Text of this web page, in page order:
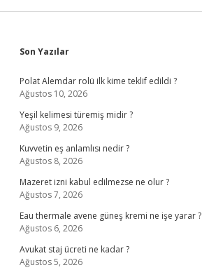
Sidebar
Son Yazılar
Polat Alemdar rolü ilk kime teklif edildi ?
Ağustos 10, 2026
Yeşil kelimesi türemiş midir ?
Ağustos 9, 2026
Kuvvetin eş anlamlısı nedir ?
Ağustos 8, 2026
Mazeret izni kabul edilmezse ne olur ?
Ağustos 7, 2026
Eau thermale avene güneş kremi ne işe yarar ?
Ağustos 6, 2026
Avukat staj ücreti ne kadar ?
Ağustos 5, 2026